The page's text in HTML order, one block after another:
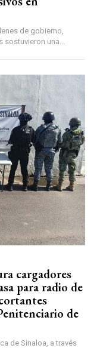
de gobierno,
una...
cargadores
para radio de
de
de Sinaloa, a través